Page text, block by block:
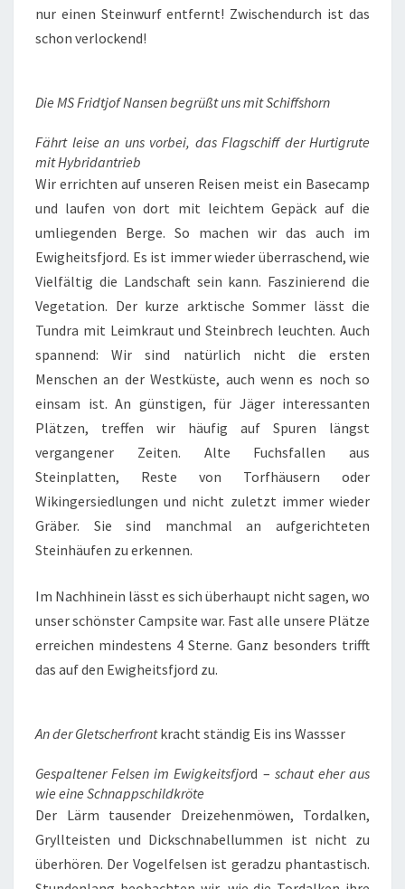
nur einen Steinwurf entfernt! Zwischendurch ist das
schon verlockend!
Die MS Fridtjof Nansen begrüßt uns mit Schiffshorn
Fährt leise an uns vorbei, das Flagschiff der Hurtigrute
mit Hybridantrieb
Wir errichten auf unseren Reisen meist ein Basecamp
und laufen von dort mit leichtem Gepäck auf die
umliegenden Berge. So machen wir das auch im
Ewigheitsfjord. Es ist immer wieder überraschend, wie
Vielfältig die Landschaft sein kann. Faszinierend die
Vegetation. Der kurze arktische Sommer lässt die
Tundra mit Leimkraut und Steinbrech leuchten. Auch
spannend: Wir sind natürlich nicht die ersten
Menschen an der Westküste, auch wenn es noch so
einsam ist. An günstigen, für Jäger interessanten
Plätzen, treffen wir häufig auf Spuren längst
vergangener Zeiten. Alte Fuchsfallen aus
Steinplatten, Reste von Torfhäusern oder
Wikingersiedlungen und nicht zuletzt immer wieder
Gräber. Sie sind manchmal an aufgerichteten
Steinhäufen zu erkennen.
Im Nachhinein lässt es sich überhaupt nicht sagen, wo
unser schönster Campsite war. Fast alle unsere Plätze
erreichen mindestens 4 Sterne. Ganz besonders trifft
das auf den Ewigheitsfjord zu.
An der Gletscherfrontkracht ständig Eis ins Wassser
Gespaltener Felsen im Ewigkeitsfjord – schaut eher aus
wie eine Schnappschildkröte
Der Lärm tausender Dreizehenmöwen, Tordalken,
Gryllteisten und Dickschnabellummen ist nicht zu
überhören. Der Vogelfelsen ist geradzu phantastisch.